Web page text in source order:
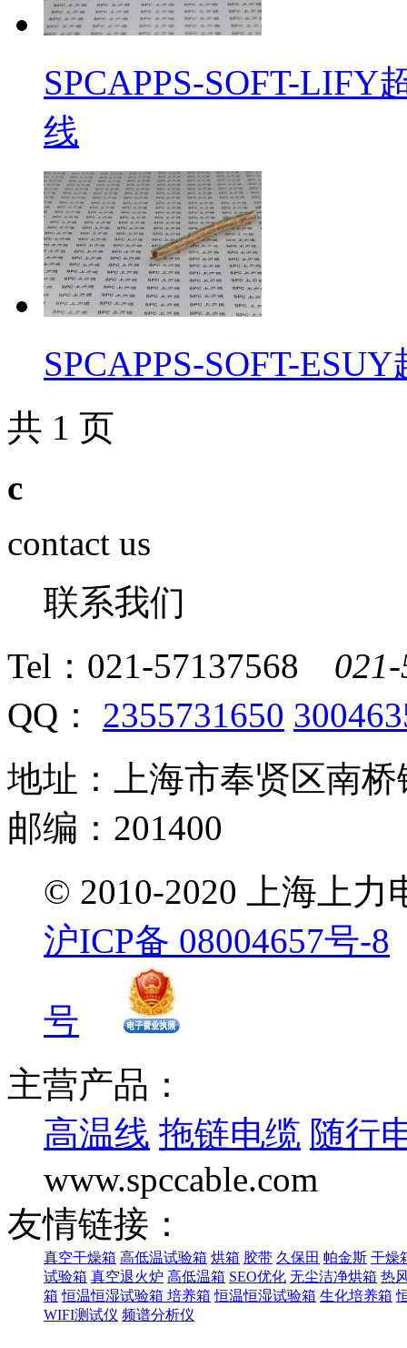
SPCAPPS-SOFT-
线
SPCAPPS-SOFT-
共 1 页
c
contact us
联系我们
Tel： 021-57137568
QQ： 2355731650
地址：上海市奉贤区南
邮编：201400
© 2010-2020 上海上
沪ICP备 08004657号-8
号
主营产品：
高温线 拖链电缆 随行
www.spccable.com
友情链接：
真空干燥箱 高低温试验箱 烘箱 胶带 久保田 帕金斯 干燥
试验箱 真空退火炉 高低温箱 SEO优化 无尘洁净烘箱 热
箱 恒温恒湿试验箱 培养箱 恒温恒湿试验箱 生化培养箱
WIFI测试仪 频谱分析仪